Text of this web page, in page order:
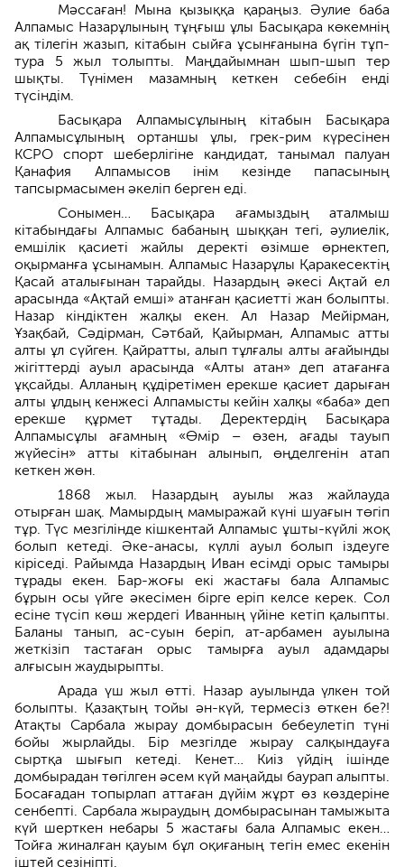
Мәссаған! Мына қызыққа қараңыз. Әулие баба
Алпамыс Назарұлының тұңғыш ұлы Басықара көкемнің
ақ тілегін жазып, кітабын сыйға ұсынғанына бүгін тұп-
тура 5 жыл толыпты. Маңдайымнан шып-шып тер
шықты. Түнімен мазамның кеткен себебін енді
түсіндім.
Басықара Алпамысұлының кітабын Басықара
Алпамысұлының ортаншы ұлы, грек-рим күресінен
КСРО спорт шеберлігіне кандидат, танымал палуан
Қанафия Алпамысов інім кезінде папасының
тапсырмасымен әкеліп берген еді.
Сонымен… Басықара ағамыздың аталмыш
кітабындағы Алпамыс бабаның шыққан тегі, әулиелік,
емшілік қасиеті жайлы деректі өзімше өрнектеп,
оқырманға ұсынамын. Алпамыс Назарұлы Қаракесектің
Қасай аталығынан тарайды. Назардың әкесі Ақтай ел
арасында «Ақтай емші» атанған қасиетті жан болыпты.
Назар кіндіктен жалқы екен. Ал Назар Мейірман,
Ұзақбай, Сәдірман, Сәтбай, Қайырман, Алпамыс атты
алты ұл сүйген. Қайратты, алып тұлғалы алты ағайынды
жігіттерді ауыл арасында «Алты атан» деп атағанға
ұқсайды. Алланың құдіретімен ерекше қасиет дарыған
алты ұлдың кенжесі Алпамысты кейін халқы «баба» деп
ерекше құрмет тұтады. Деректердің Басықара
Алпамысұлы ағамның «Өмір – өзен, ағады тауып
жүйесін» атты кітабынан алынып, өңделгенін атап
кеткен жөн.
1868 жыл. Назардың ауылы жаз жайлауда
отырған шақ. Мамырдың мамыражай күні шуағын төгіп
тұр. Түс мезгілінде кішкентай Алпамыс ұшты-күйлі жоқ
болып кетеді. Әке-анасы, күллі ауыл болып іздеуге
кіріседі. Райымда Назардың Иван есімді орыс тамыры
тұрады екен. Бар-жоғы екі жастағы бала Алпамыс
бұрын осы үйге әкесімен бірге еріп келсе керек. Сол
есіне түсіп көш жердегі Иванның үйіне кетіп қалыпты.
Баланы танып, ас-суын беріп, ат-арбамен ауылына
жеткізіп тастаған орыс тамырға ауыл адамдары
алғысын жаудырыпты.
Арада үш жыл өтті. Назар ауылында үлкен той
болыпты. Қазақтың тойы ән-күй, термесіз өткен бе?!
Атақты Сарбала жырау домбырасын бебеулетіп түні
бойы жырлайды. Бір мезгілде жырау салқындауға
сыртқа шығып кетеді. Кенет… Киіз үйдің ішінде
домбырадан төгілген әсем күй маңайды баурап алыпты.
Босағадан топырлап аттаған дүйім жұрт өз көздеріне
сенбепті. Сарбала жыраудың домбырасынан тамыжыта
күй шерткен небары 5 жастағы бала Алпамыс екен…
Тойға жиналған қауым бұл оқиғаның тегін емес екенін
іштей сезініпті.